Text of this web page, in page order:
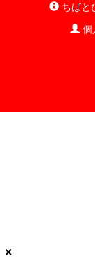
ちばと
個
×